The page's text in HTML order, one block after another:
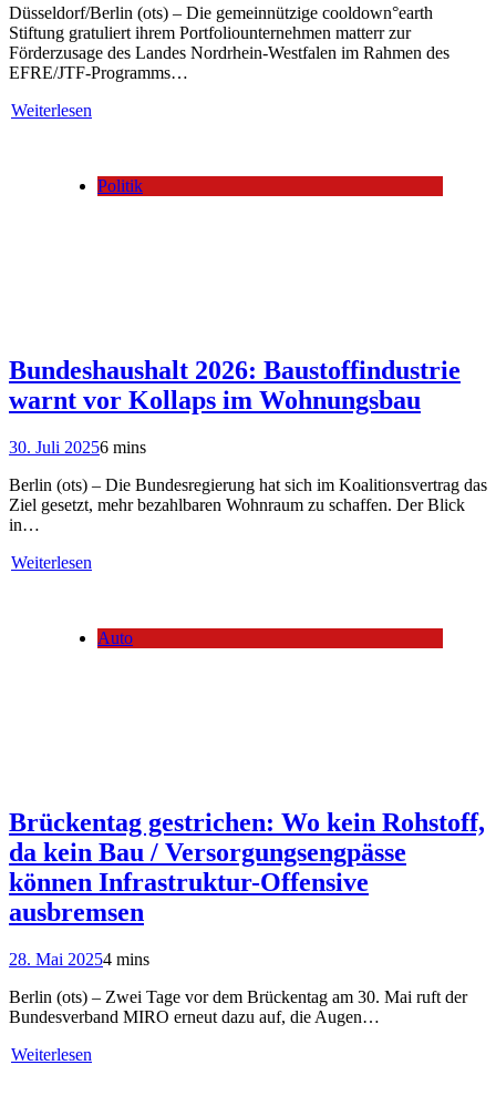
Düsseldorf/Berlin (ots) – Die gemeinnützige cooldown°earth
Stiftung gratuliert ihrem Portfoliounternehmen matterr zur
Förderzusage des Landes Nordrhein-Westfalen im Rahmen des
EFRE/JTF-Programms…
Weiterlesen
Politik
Bundeshaushalt 2026: Baustoffindustrie
warnt vor Kollaps im Wohnungsbau
30. Juli 20256 mins
Berlin (ots) – Die Bundesregierung hat sich im Koalitionsvertrag das
Ziel gesetzt, mehr bezahlbaren Wohnraum zu schaffen. Der Blick
in…
Weiterlesen
Auto
Brückentag gestrichen: Wo kein Rohstoff,
da kein Bau / Versorgungsengpässe
können Infrastruktur-Offensive
ausbremsen
28. Mai 20254 mins
Berlin (ots) – Zwei Tage vor dem Brückentag am 30. Mai ruft der
Bundesverband MIRO erneut dazu auf, die Augen…
Weiterlesen